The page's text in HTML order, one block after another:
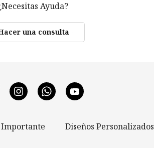
Ayuda?
una consulta
Importante Diseños Personalizados